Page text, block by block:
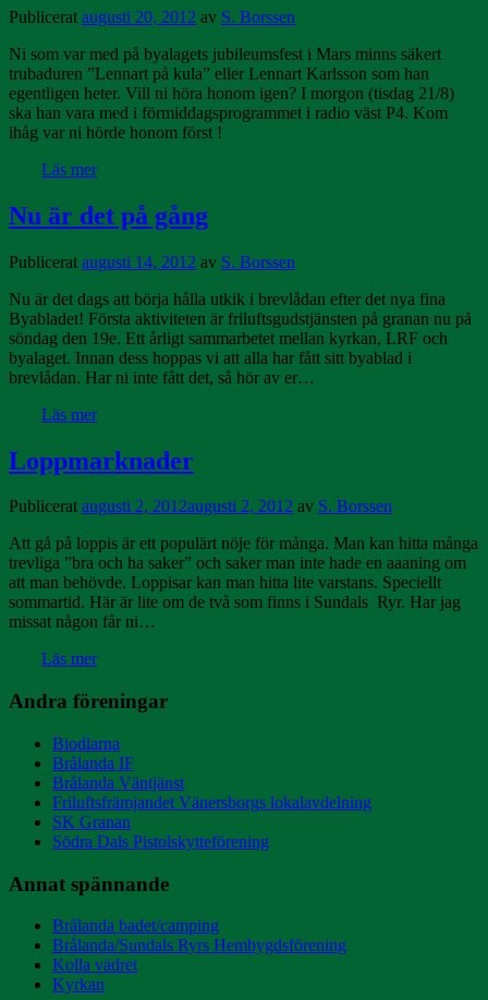
Publicerat augusti 20, 2012 av S. Borssen
Ni som var med på byalagets jubileumsfest i Mars minns säkert
trubaduren ”Lennart på kula” eller Lennart Karlsson som han
egentligen heter. Vill ni höra honom igen? I morgon (tisdag 21/8)
ska han vara med i förmiddagsprogrammet i radio väst P4. Kom
ihåg var ni hörde honom först !
Läs mer
Nu är det på gång
Publicerat augusti 14, 2012 av S. Borssen
Nu är det dags att börja hålla utkik i brevlådan efter det nya fina
Byabladet! Första aktiviteten är friluftsgudstjänsten på granan nu på
söndag den 19e. Ett årligt sammarbetet mellan kyrkan, LRF och
byalaget. Innan dess hoppas vi att alla har fått sitt byablad i
brevlådan. Har ni inte fått det, så hör av er…
Läs mer
Loppmarknader
Publicerat augusti 2, 2012augusti 2, 2012 av S. Borssen
Att gå på loppis är ett populärt nöje för många. Man kan hitta många
trevliga ”bra och ha saker” och saker man inte hade en aaaning om
att man behövde. Loppisar kan man hitta lite varstans. Speciellt
sommartid. Här är lite om de två som finns i Sundals Ryr. Har jag
missat någon får ni…
Läs mer
Andra föreningar
Biodlarna
Brålanda IF
Brålanda Väntjänst
Friluftsfrämjandet Vänersborgs lokalavdelning
SK Granan
Södra Dals Pistolskytteförening
Annat spännande
Brålanda badet/camping
Brålanda/Sundals Ryrs Hembygdsförening
Kolla vädret
Kyrkan